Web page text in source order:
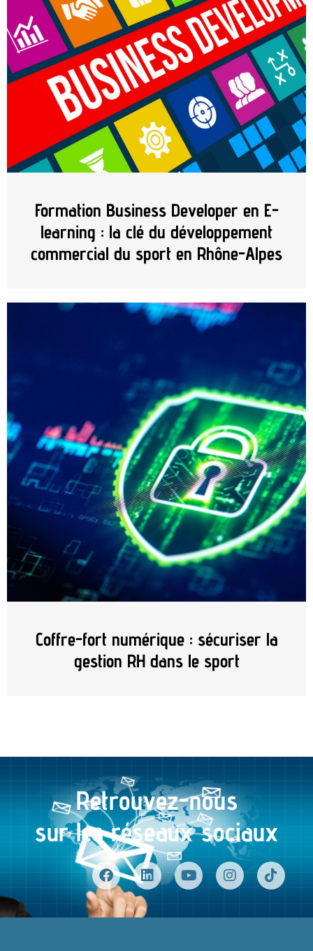
Formation Business Developer en E-
learning : la clé du développement
commercial du sport en Rhône-Alpes
Coffre-fort numérique : sécuriser la
gestion RH dans le sport
Retrouvez-nous
sur les réseaux sociaux